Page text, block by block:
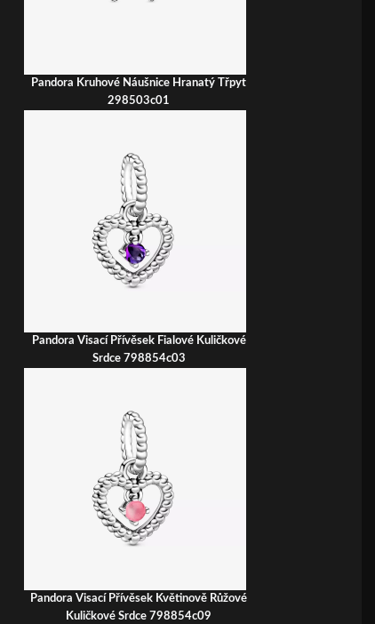
Pandora Kruhové Náušnice Hranatý Třpyt
298503c01
Pandora Visací Přívěsek Fialové Kuličkové
Srdce 798854c03
Pandora Visací Přívěsek Květinově Růžové
Kuličkové Srdce 798854c09